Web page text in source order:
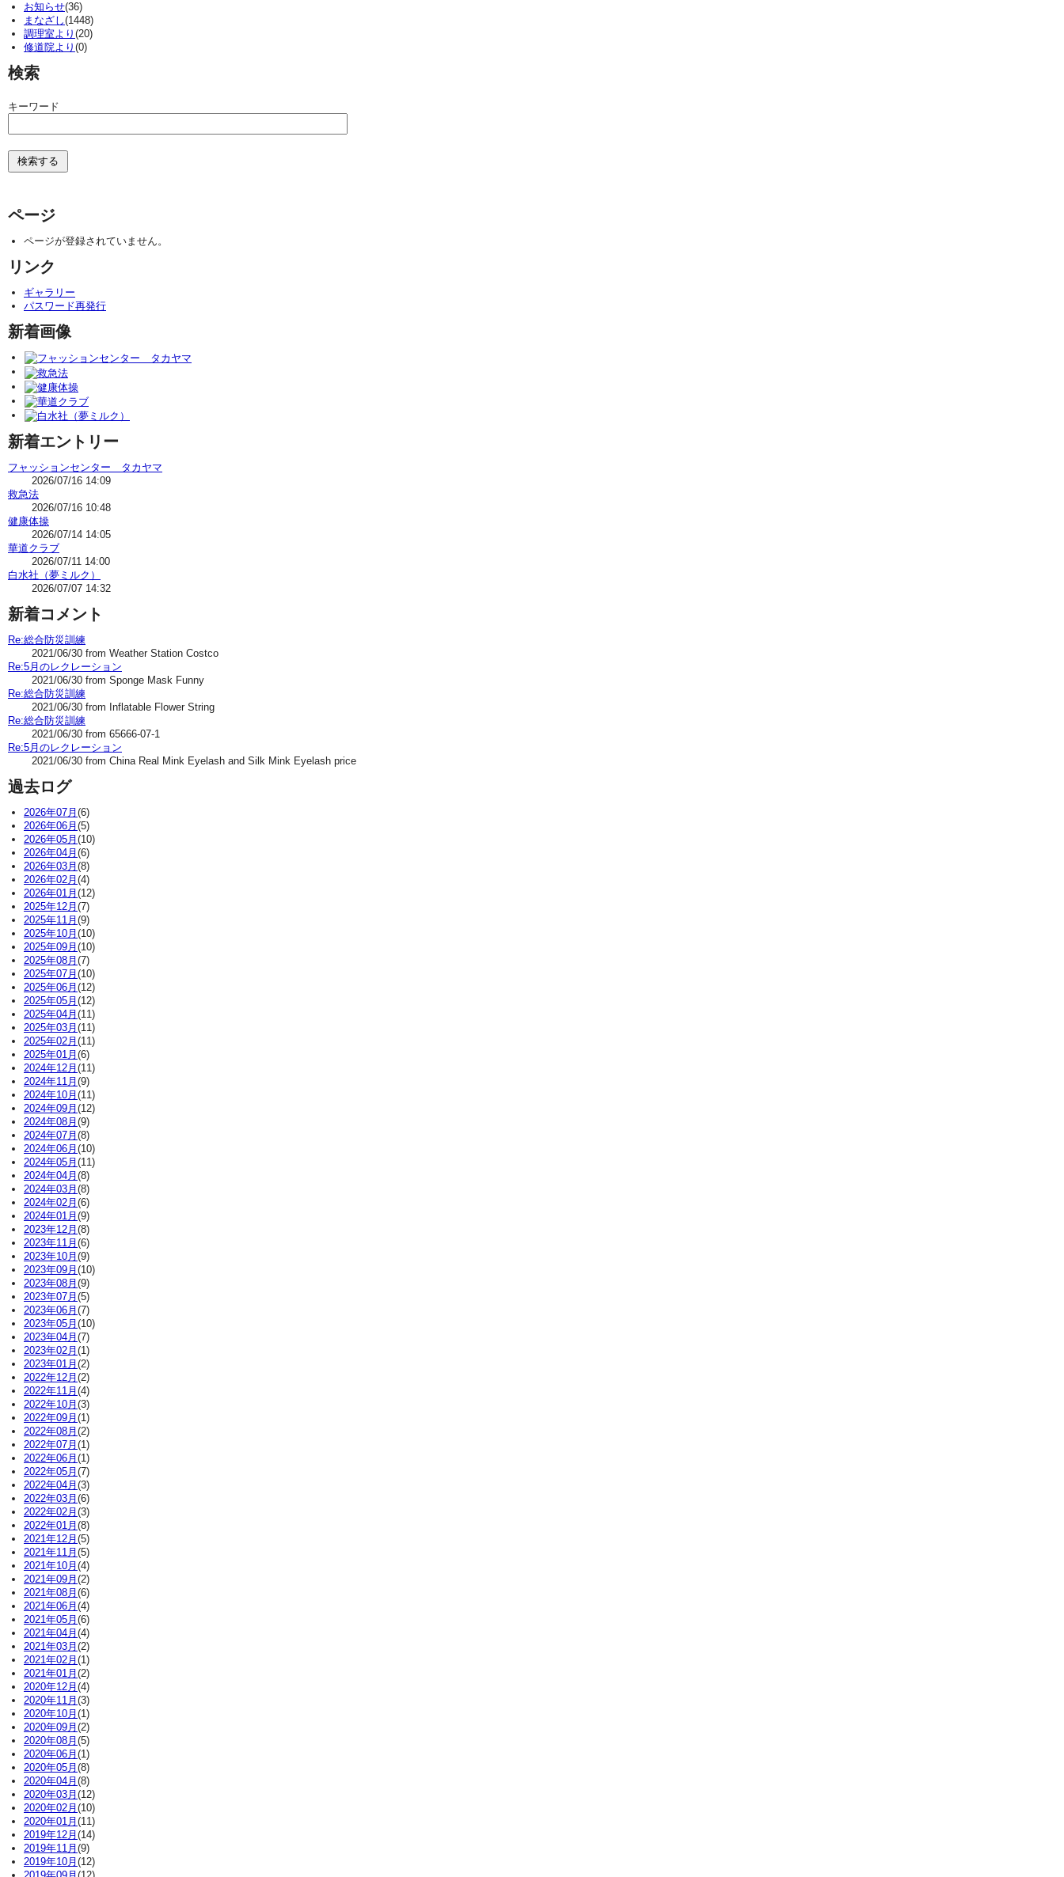
お知らせ(36)
まなざし(1448)
調理室より (20)
修道院より (0)
検索
キーワード
ページ
ページが登録されていません。
リンク
ギャラリー
パスワード再発行
新着画像
新着エントリー
フャッションセンター タカヤマ
2026/07/16 14:09
救急法
2026/07/16 10:48
健康体操
2026/07/14 14:05
華道クラブ
2026/07/11 14:00
白水社（夢ミルク）
2026/07/07 14:32
新着コメント
Re:総合防災訓練
2021/06/30 from Weather Station Costco
Re:5月のレクレーション
2021/06/30 from Sponge Mask Funny
Re:総合防災訓練
2021/06/30 from Inflatable Flower String
Re:総合防災訓練
2021/06/30 from 65666-07-1
Re:5月のレクレーション
2021/06/30 from China Real Mink Eyelash and Silk Mink Eyelash price
過去ログ
2026年07月 (6)
2026年06月 (5)
2026年05月 (10)
2026年04月 (6)
2026年03月 (8)
2026年02月 (4)
2026年01月 (12)
2025年12月 (7)
2025年11月 (9)
2025年10月 (10)
2025年09月 (10)
2025年08月 (7)
2025年07月 (10)
2025年06月 (12)
2025年05月 (12)
2025年04月 (11)
2025年03月 (11)
2025年02月 (11)
2025年01月 (6)
2024年12月 (11)
2024年11月 (9)
2024年10月 (11)
2024年09月 (12)
2024年08月 (9)
2024年07月 (8)
2024年06月 (10)
2024年05月 (11)
2024年04月 (8)
2024年03月 (8)
2024年02月 (6)
2024年01月 (9)
2023年12月 (8)
2023年11月 (6)
2023年10月 (9)
2023年09月 (10)
2023年08月 (9)
2023年07月 (5)
2023年06月 (7)
2023年05月 (10)
2023年04月 (7)
2023年02月 (1)
2023年01月 (2)
2022年12月 (2)
2022年11月 (4)
2022年10月 (3)
2022年09月 (1)
2022年08月 (2)
2022年07月 (1)
2022年06月 (1)
2022年05月 (7)
2022年04月 (3)
2022年03月 (6)
2022年02月 (3)
2022年01月 (8)
2021年12月 (5)
2021年11月 (5)
2021年10月 (4)
2021年09月 (2)
2021年08月 (6)
2021年06月 (4)
2021年05月 (6)
2021年04月 (4)
2021年03月 (2)
2021年02月 (1)
2021年01月 (2)
2020年12月 (4)
2020年11月 (3)
2020年10月 (1)
2020年09月 (2)
2020年08月 (5)
2020年06月 (1)
2020年05月 (8)
2020年04月 (8)
2020年03月 (12)
2020年02月 (10)
2020年01月 (11)
2019年12月 (14)
2019年11月 (9)
2019年10月 (12)